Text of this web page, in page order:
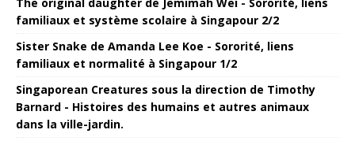
familiaux et système scolaire à Singapour 2/2
Sister Snake de Amanda Lee Koe - Sororité, liens
familiaux et normalité à Singapour 1/2
Singaporean Creatures sous la direction de Timothy
Barnard - Histoires des humains et autres animaux
dans la ville-jardin.